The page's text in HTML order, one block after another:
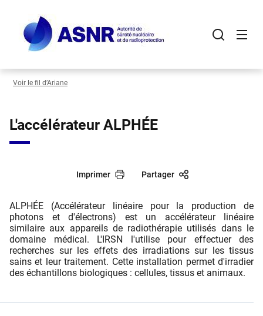
contenu
principal
Voir le fil d’Ariane
L'accélérateur ALPHÉE
Imprimer Partager
ALPHÉE (Accélérateur linéaire pour la production de
photons et d'électrons) est un accélérateur linéaire
similaire aux appareils de radiothérapie utilisés dans le
domaine médical. L'IRSN l'utilise pour effectuer des
recherches sur les effets des irradiations sur les tissus
sains et leur traitement. Cette installation permet d'irradier
des échantillons biologiques : cellules, tissus et animaux.